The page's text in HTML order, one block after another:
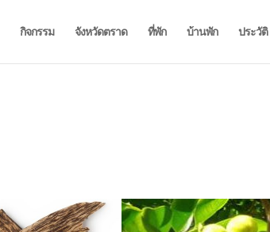
กิจกรรม จังหวัดตราด ที่พัก บ้านพัก ประวัติ